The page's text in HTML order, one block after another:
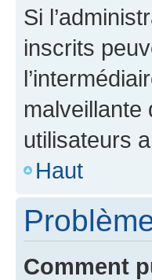
Si
inscrits
malveillante
utilisateurs
Haut
Comment